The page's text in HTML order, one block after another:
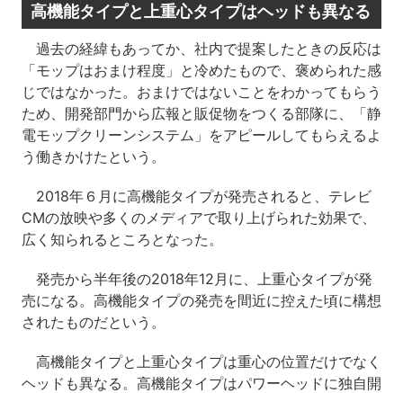
高機能タイプと上重心タイプはヘッドも異なる
過去の経緯もあってか、社内で提案したときの反応は
「モップはおまけ程度」と冷めたもので、褒められた感
じではなかった。おまけではないことをわかってもらう
ため、開発部門から広報と販促物をつくる部隊に、「静
電モップクリーンシステム」をアピールしてもらえるよ
う働きかけたという。
2018年６月に高機能タイプが発売されると、テレビ
CMの放映や多くのメディアで取り上げられた効果で、
広く知られるところとなった。
発売から半年後の2018年12月に、上重心タイプが発
売になる。高機能タイプの発売を間近に控えた頃に構想
されたものだという。
高機能タイプと上重心タイプは重心の位置だけでなく
ヘッドも異なる。高機能タイプはパワーヘッドに独自開